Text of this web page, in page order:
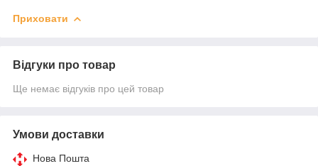
Приховати
Відгуки про товар
Ще немає відгуків про цей товар
Умови доставки
Нова Пошта